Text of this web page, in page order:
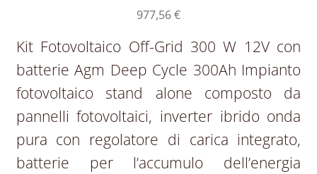
977,56€
Kit Fotovoltaico Off-Grid 300 W 12V con
batterie Agm Deep Cycle 300Ah Impianto
fotovoltaico stand alone composto da
pannelli fotovoltaici, inverter ibrido onda
pura con regolatore di carica integrato,
batterie per l’accumulo dell’energia